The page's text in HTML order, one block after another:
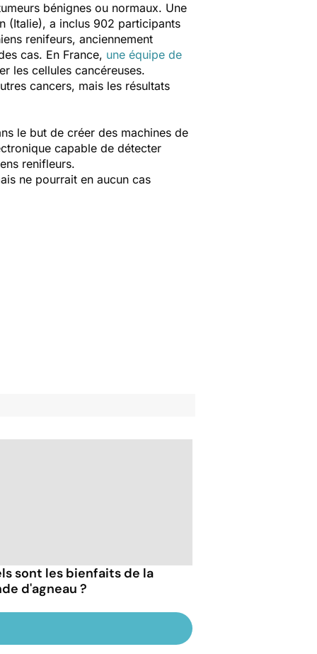
bénignes ou normaux. Une
(Italie), a inclus 902 participants
renifeurs, anciennement
cas. En France, une équipe de
les cellules cancéreuses.
cancers, mais les résultats
le but de créer des machines de
capable de détecter
renifleurs.
ne pourrait en aucun cas
sont les bienfaits de la
d'agneau ?